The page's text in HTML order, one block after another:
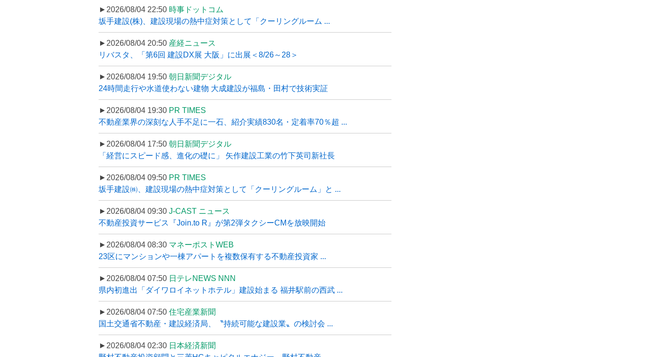
►2026/08/04 22:50 時事ドットコム
坂手建設(株)、建設現場の熱中症対策として「クーリングルーム ...
►2026/08/04 20:50 産経ニュース
リバスタ、「第6回 建設DX展 大阪」に出展＜8/26～28＞
►2026/08/04 19:50 朝日新聞デジタル
24時間走行や水道使わない建物 大成建設が福島・田村で技術実証
►2026/08/04 19:30 PR TIMES
不動産業界の深刻な人手不足に一石、紹介実績830名・定着率70％超 ...
►2026/08/04 17:50 朝日新聞デジタル
「経営にスピード感、進化の礎に」 矢作建設工業の竹下英司新社長
►2026/08/04 09:50 PR TIMES
坂手建設㈱、建設現場の熱中症対策として「クーリングルーム」と ...
►2026/08/04 09:30 J-CAST ニュース
不動産投資サービス『Join.to R』が第2弾タクシーCMを放映開始
►2026/08/04 08:30 マネーポストWEB
23区にマンションや一棟アパートを複数保有する不動産投資家 ...
►2026/08/04 07:50 日テレNEWS NNN
県内初進出「ダイワロイネットホテル」建設始まる 福井駅前の西武 ...
►2026/08/04 07:50 住宅産業新聞
国土交通省不動産・建設経済局、〝持続可能な建設業〟の検討会 ...
►2026/08/04 02:30 日本経済新聞